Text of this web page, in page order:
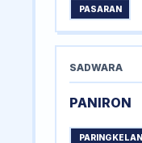
PASARAN
SADWARA
PANIRON
PARINGKELAN